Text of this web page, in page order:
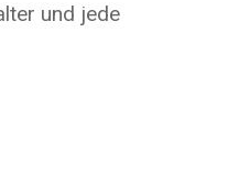
und jede